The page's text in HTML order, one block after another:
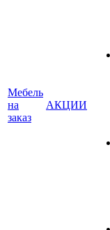
Мебель
на
заказ
АКЦИИ